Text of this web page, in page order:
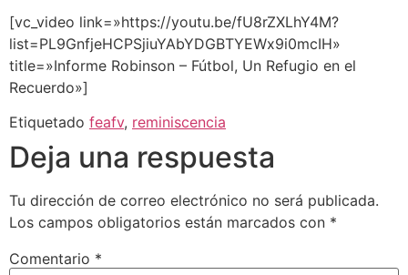
[vc_video link=»https://youtu.be/fU8rZXLhY4M?
list=PL9GnfjeHCPSjiuYAbYDGBTYEWx9i0mcIH»
title=»Informe Robinson – Fútbol, Un Refugio en el
Recuerdo»]
Etiquetado feafv, reminiscencia
Deja una respuesta
Tu dirección de correo electrónico no será publicada.
Los campos obligatorios están marcados con *
Comentario *